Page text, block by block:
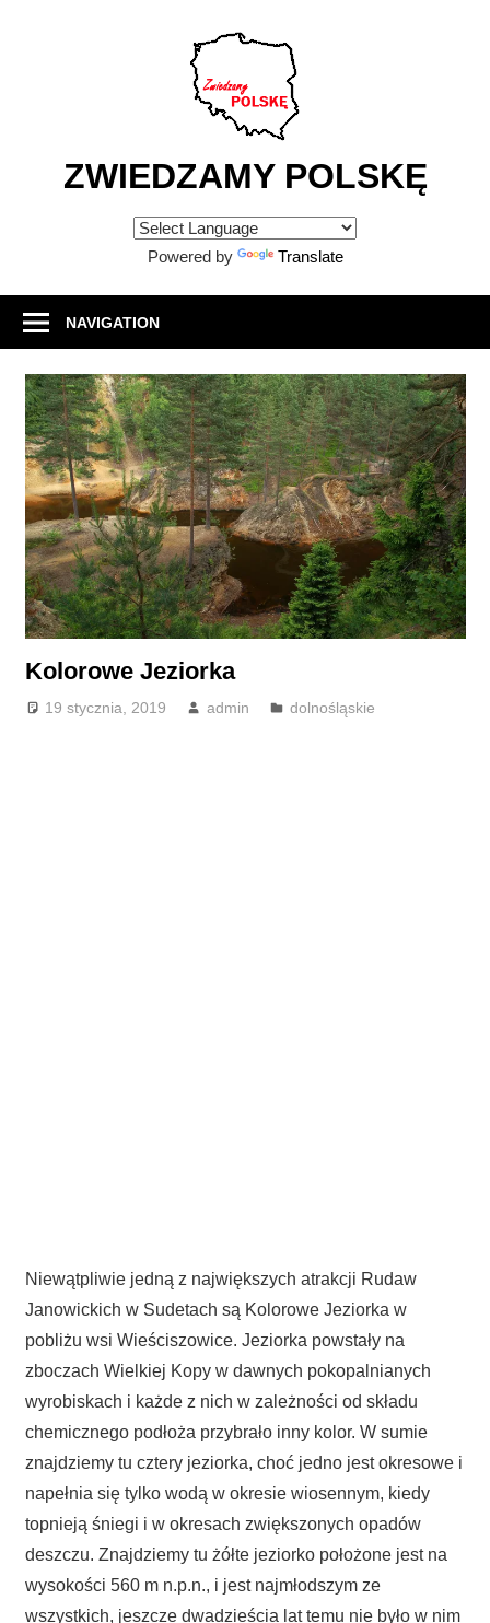
ZWIEDZAMY POLSKĘ
Powered by Translate
NAVIGATION
Kolorowe Jeziorka
19 stycznia, 2019 admin dolnośląskie
Niewątpliwie jedną z największych atrakcji Rudaw
Janowickich w Sudetach są Kolorowe Jeziorka w
pobliżu wsi Wieściszowice. Jeziorka powstały na
zboczach Wielkiej Kopy w dawnych pokopalnianych
wyrobiskach i każde z nich w zależności od składu
chemicznego podłoża przybrało inny kolor. W sumie
znajdziemy tu cztery jeziorka, choć jedno jest okresowe i
napełnia się tylko wodą w okresie wiosennym, kiedy
topnieją śniegi i w okresach zwiększonych opadów
deszczu. Znajdziemy tu żółte jeziorko położone jest na
wysokości 560 m n.p.n., i jest najmłodszym ze
wszystkich, jeszcze dwadzieścia lat temu nie było w nim